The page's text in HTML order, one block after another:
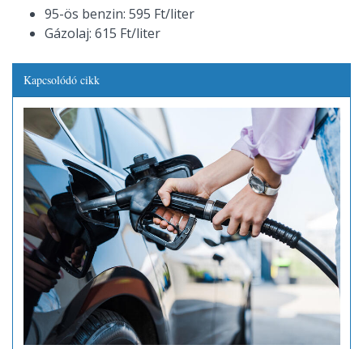
95-ös benzin: 595 Ft/liter
Gázolaj: 615 Ft/liter
Kapcsolódó cikk